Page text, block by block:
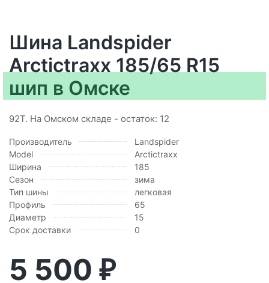
Шина Landspider
Arctictraxx 185/65 R15
шип в Омске
92T. На Омском складе - остаток: 12
Производитель
Landspider
Model
Arctictraxx
Ширина
185
Сезон
зима
Тип шины
легковая
Профиль
65
Диаметр
15
Срок доставки
0
5 500 ₽